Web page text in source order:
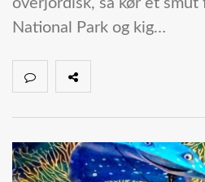
overjordisk, så kør et smut
National Park og kig…